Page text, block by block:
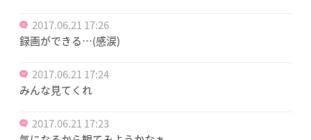
2017.06.21 17:26
録画ができる…(感涙)
2017.06.21 17:24
みんな見てくれ
2017.06.21 17:23